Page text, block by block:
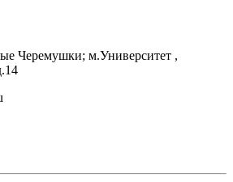
Черемушки; м.Университет ,